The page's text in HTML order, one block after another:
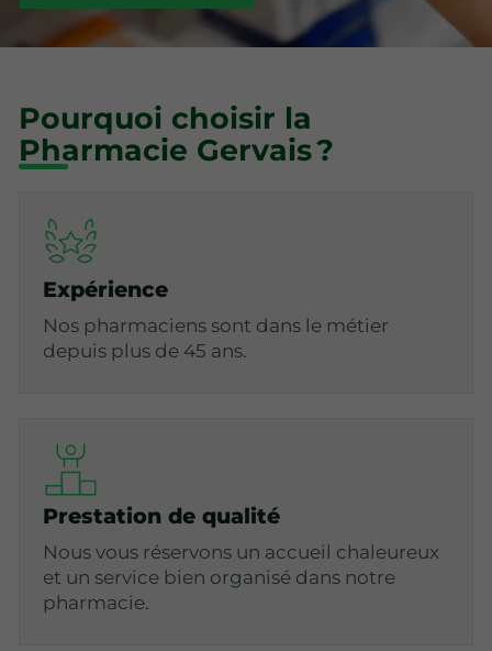
Pourquoi choisir la
Pharmacie Gervais ?
Expérience
Nos pharmaciens sont dans le métier
depuis plus de 45 ans.
Prestation de qualité
Nous vous réservons un accueil chaleureux
et un service bien organisé dans notre
pharmacie.